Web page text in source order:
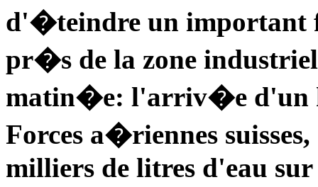
d'�teindre un important
pr�s de la zone
matin�e: l'arriv�e d'un
Forces a�riennes
milliers de litres d'eau